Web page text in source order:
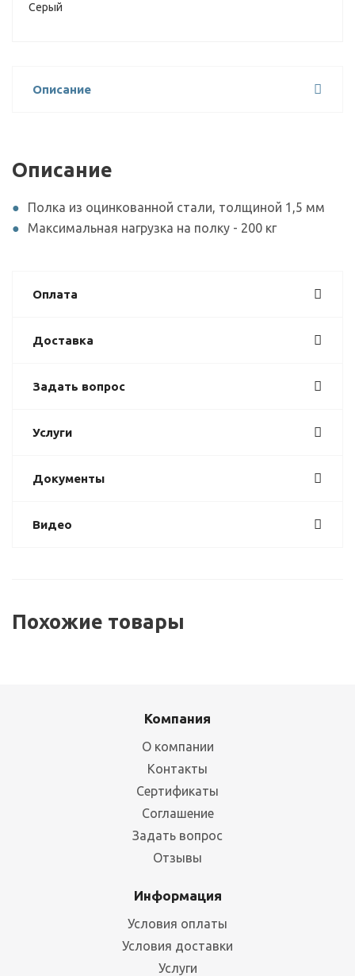
Серый
Описание
Описание
Полка из оцинкованной стали, толщиной 1,5 мм
Максимальная нагрузка на полку - 200 кг
Оплата
Доставка
Задать вопрос
Услуги
Документы
Видео
Похожие товары
Компания
О компании
Контакты
Сертификаты
Соглашение
Задать вопрос
Отзывы
Информация
Условия оплаты
Условия доставки
Услуги